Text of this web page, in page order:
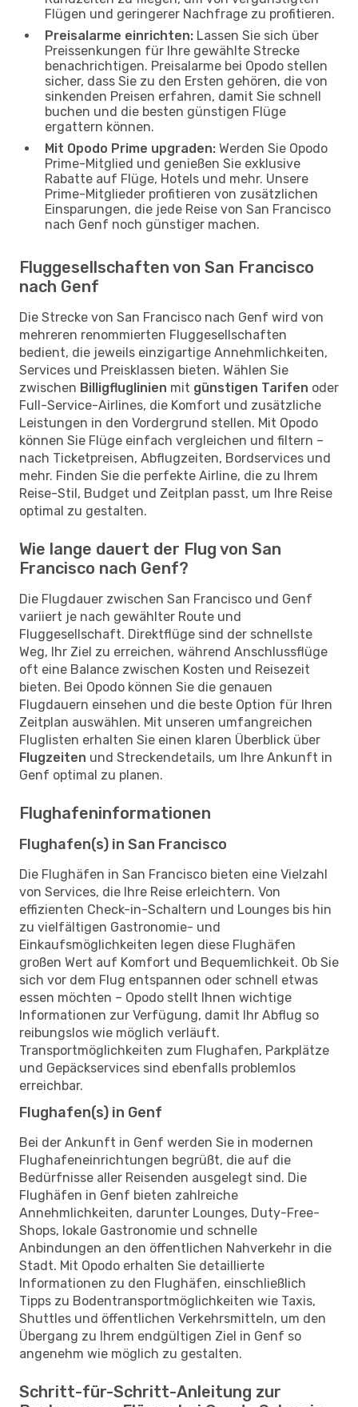
Flügen und geringerer Nachfrage zu profitieren.
Preisalarme einrichten: Lassen Sie sich über
Preissenkungen für Ihre gewählte Strecke
benachrichtigen. Preisalarme bei Opodo stellen
sicher, dass Sie zu den Ersten gehören, die von
sinkenden Preisen erfahren, damit Sie schnell
buchen und die besten günstigen Flüge
ergattern können.
Mit Opodo Prime upgraden: Werden Sie Opodo
Prime-Mitglied und genießen Sie exklusive
Rabatte auf Flüge, Hotels und mehr. Unsere
Prime-Mitglieder profitieren von zusätzlichen
Einsparungen, die jede Reise von San Francisco
nach Genf noch günstiger machen.
Fluggesellschaften von San Francisco
nach Genf
Die Strecke von San Francisco nach Genf wird von
mehreren renommierten Fluggesellschaften
bedient, die jeweils einzigartige Annehmlichkeiten,
Services und Preisklassen bieten. Wählen Sie
zwischen Billigfluglinien mit günstigen Tarifen oder
Full-Service-Airlines, die Komfort und zusätzliche
Leistungen in den Vordergrund stellen. Mit Opodo
können Sie Flüge einfach vergleichen und filtern –
nach Ticketpreisen, Abflugzeiten, Bordservices und
mehr. Finden Sie die perfekte Airline, die zu Ihrem
Reise-Stil, Budget und Zeitplan passt, um Ihre Reise
optimal zu gestalten.
Wie lange dauert der Flug von San
Francisco nach Genf?
Die Flugdauer zwischen San Francisco und Genf
variiert je nach gewählter Route und
Fluggesellschaft. Direktflüge sind der schnellste
Weg, Ihr Ziel zu erreichen, während Anschlussflüge
oft eine Balance zwischen Kosten und Reisezeit
bieten. Bei Opodo können Sie die genauen
Flugdauern einsehen und die beste Option für Ihren
Zeitplan auswählen. Mit unseren umfangreichen
Fluglisten erhalten Sie einen klaren Überblick über
Flugzeiten und Streckendetails, um Ihre Ankunft in
Genf optimal zu planen.
Flughafeninformationen
Flughafen(s) in San Francisco
Die Flughäfen in San Francisco bieten eine Vielzahl
von Services, die Ihre Reise erleichtern. Von
effizienten Check-in-Schaltern und Lounges bis hin
zu vielfältigen Gastronomie- und
Einkaufsmöglichkeiten legen diese Flughäfen
großen Wert auf Komfort und Bequemlichkeit. Ob Sie
sich vor dem Flug entspannen oder schnell etwas
essen möchten – Opodo stellt Ihnen wichtige
Informationen zur Verfügung, damit Ihr Abflug so
reibungslos wie möglich verläuft.
Transportmöglichkeiten zum Flughafen, Parkplätze
und Gepäckservices sind ebenfalls problemlos
erreichbar.
Flughafen(s) in Genf
Bei der Ankunft in Genf werden Sie in modernen
Flughafeneinrichtungen begrüßt, die auf die
Bedürfnisse aller Reisenden ausgelegt sind. Die
Flughäfen in Genf bieten zahlreiche
Annehmlichkeiten, darunter Lounges, Duty-Free-
Shops, lokale Gastronomie und schnelle
Anbindungen an den öffentlichen Nahverkehr in die
Stadt. Mit Opodo erhalten Sie detaillierte
Informationen zu den Flughäfen, einschließlich
Tipps zu Bodentransportmöglichkeiten wie Taxis,
Shuttles und öffentlichen Verkehrsmitteln, um den
Übergang zu Ihrem endgültigen Ziel in Genf so
angenehm wie möglich zu gestalten.
Schritt-für-Schritt-Anleitung zur